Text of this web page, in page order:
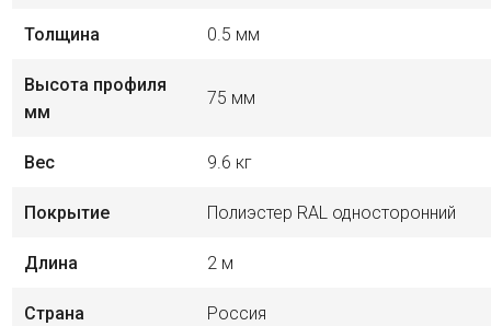
Толщина 0.5 мм
Высота профиля
мм
75 мм
Вес 9.6 кг
Покрытие Полиэстер RAL односторонний
Длина 2 м
Страна Россия